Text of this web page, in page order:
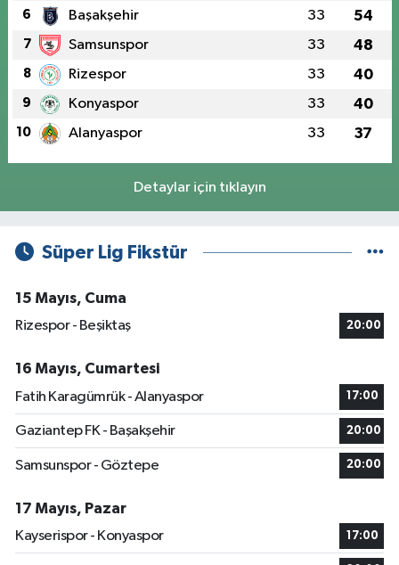
6 Başakşehir 33 54
7 Samsunspor 33 48
8 Rizespor 33 40
9 Konyaspor 33 40
10 Alanyaspor 33 37
Detaylar için tıklayın
Süper Lig Fikstür
15 Mayıs, Cuma
Rizespor - Beşiktaş
20:00
16 Mayıs, Cumartesi
Fatih Karagümrük - Alanyaspor
17:00
Gaziantep FK - Başakşehir 20:00
Samsunspor - Göztepe 20:00
17 Mayıs, Pazar
Kayserispor - Konyaspor
17:00